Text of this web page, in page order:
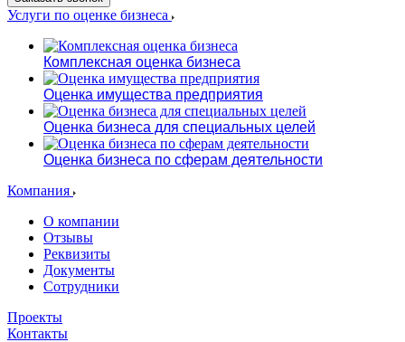
Услуги по оценке бизнеса
Комплексная оценка бизнеса
Оценка имущества предприятия
Оценка бизнеса для специальных целей
Оценка бизнеса по сферам деятельности
Компания
О компании
Отзывы
Реквизиты
Документы
Сотрудники
Проекты
Контакты